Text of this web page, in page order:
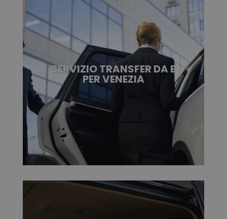
SERVIZIO TRANSFER DA E
PER VENEZIA